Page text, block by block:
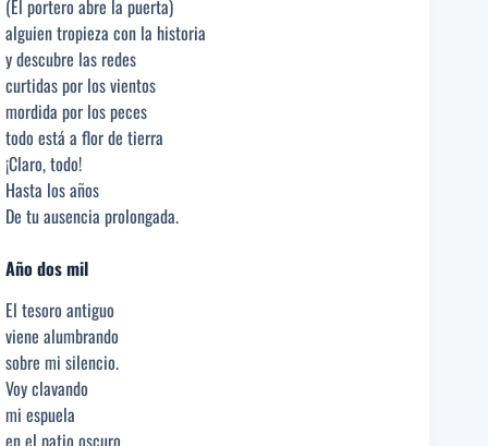
(El portero abre la puerta)
alguien tropieza con la historia
y descubre las redes
curtidas por los vientos
mordida por los peces
todo está a flor de tierra
¡Claro, todo!
Hasta los años
De tu ausencia prolongada.
Año dos mil
El tesoro antiguo
viene alumbrando
sobre mi silencio.
Voy clavando
mi espuela